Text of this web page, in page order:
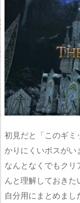
初見だと「このギ
かりにくいボスがい
なんとなくでもクリ
んと理解しておきた
自分用にまとめまし